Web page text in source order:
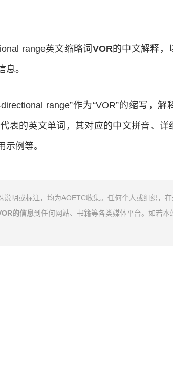
range英文缩略词 VOR的中文解释，
。
range”作为“VOR”的缩写，
表的英文单词，其对应的中文拼音、
例等。
说明或标注，均为AOETC收集。任何个人或组织，
的信息到任何网站、书籍等各类媒体平台。如若本